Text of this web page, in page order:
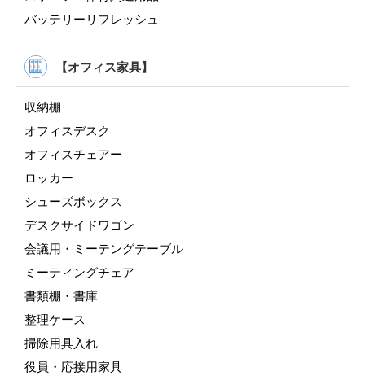
バッテリーリフレッシュ
【オフィス家具】
収納棚
オフィスデスク
オフィスチェアー
ロッカー
シューズボックス
デスクサイドワゴン
会議用・ミーテングテーブル
ミーティングチェア
書類棚・書庫
整理ケース
掃除用具入れ
役員・応接用家具